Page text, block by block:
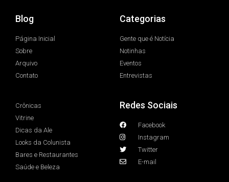
Blog
Página Inicial
Sobre
Arquivo
Contato
Categorias
Gente que é Notícia
Notinhas
Eventos
Entrevistas
Crônicas
Vitrine
Dicas da Ale
Looks da Colunista
Bares e Restaurantes
Saúde e Beleza
Redes Sociais
Facebook
Instagram
Twitter
E-mail